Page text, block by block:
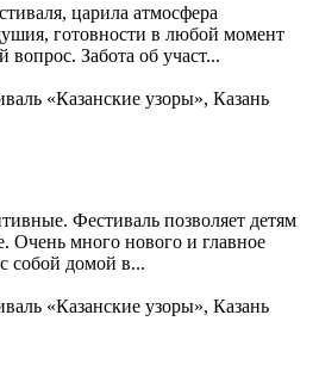
царила атмосфера
готовности в любой момент
Забота об участ...
«Казанские узоры», Казань
Фестиваль позволяет детям
Очень много нового и главное
собой домой в...
«Казанские узоры», Казань